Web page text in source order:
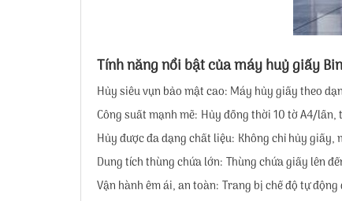
Tính năng nổi bật củamáy huỷ giấy
Hủy siêu vụn bảo mật cao: Máy hủy giấy theo
Công suất mạnh mẽ: Hủy đồng thời 10 tờ A4/
Hủy được đa dạng chất liệu: Không chỉ hủy
Dung tích thùng chứa lớn: Thùng chứa giấy lên
Vận hành êm ái, an toàn: Trang bị chế độ tự